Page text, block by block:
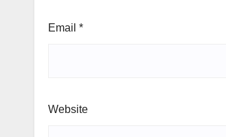
Email *
Website